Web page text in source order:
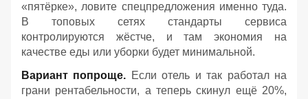
«пятёрке», ловите спецпредложения именно туда.
В топовых сетях стандарты сервиса
контролируются жёстче, и там экономия на
качестве еды или уборки будет минимальной.
Вариант попроще. Если отель и так работал на
грани рентабельности, а теперь скинул ещё 20%,